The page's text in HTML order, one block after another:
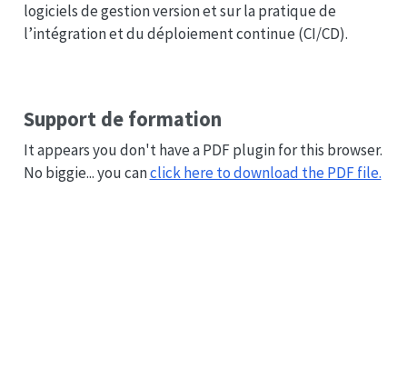
logiciels de gestion version et sur la pratique de
l’intégration et du déploiement continue (CI/CD).
Support de formation
It appears you don't have a PDF plugin for this browser.
No biggie... you canclick here to download the PDF file.